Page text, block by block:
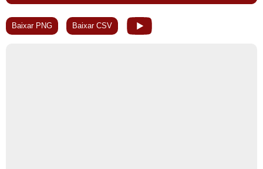
Baixar PNG Baixar CSV